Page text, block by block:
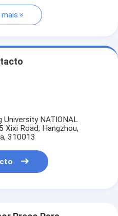
NATIONAL
Xixi Road, Hangzhou,
310013